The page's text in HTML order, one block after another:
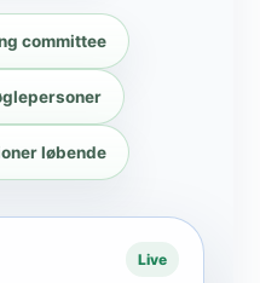
committee
løbende
Live